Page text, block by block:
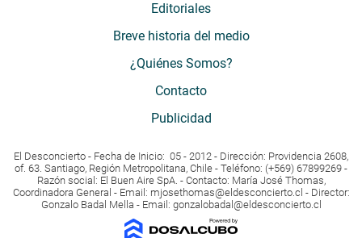
Editoriales
Breve historia del medio
¿Quiénes Somos?
Contacto
Publicidad
El Desconcierto - Fecha de Inicio: 05 - 2012 - Dirección: Providencia 2608,
of. 63. Santiago, Región Metropolitana, Chile - Teléfono: (+569) 67899269 -
Razón social: El Buen Aire SpA. - Contacto: María José Thomas,
Coordinadora General - Email: mjosethomas@eldesconcierto.cl - Director:
Gonzalo Badal Mella - Email: gonzalobadal@eldesconcierto.cl